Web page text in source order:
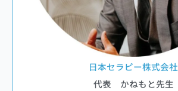
日本セラピー株式会社
代表 かねもと先生